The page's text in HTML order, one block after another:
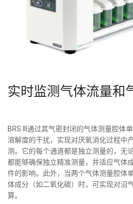
实时监测气体流量和
BRS III通过其气密封闭的气体测量腔体
溶解度的干扰，实现对厌氧消化过程中
测。它的每个通道都是独立测量的，无
都能够确保独立精准测量，并适应气体
件的影响。此外，当两个气体测量腔体
体成分（如二氧化碳）时，可实现对沼
算。